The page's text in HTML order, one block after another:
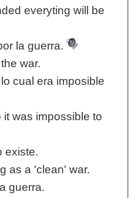
everyting will be
la guerra.
war.
cual era imposible
was impossible to
existe.
as a 'clean' war.
guerra.